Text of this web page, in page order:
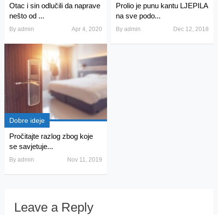
Otac i sin odlučili da naprave
nešto od ...
By admin Apr 4, 2020
Prolio je punu kantu LJEPILA
na sve podo...
Byadmin Dec 12, 2018
Dobre ideje
Pročitajte razlog zbog koje
se savjetuje...
By admin Nov 11, 2019
Leave a Reply